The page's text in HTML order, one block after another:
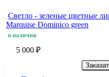
Светло - зеленые цветные
Marquise Dominico green
в наличии
5 000 ₽